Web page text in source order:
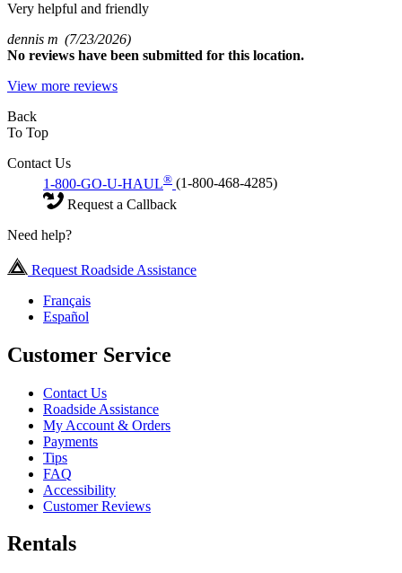
Very helpful and friendly
dennis m (7/23/2026)
No reviews have been submitted for this location.
View more reviews
Back
To Top
Contact Us
1-800-GO-U-HAUL® (1-800-468-4285)
Request a Callback
Need help?
Request Roadside Assistance
Français
Español
Customer Service
Contact Us
Roadside Assistance
My Account & Orders
Payments
Tips
FAQ
Accessibility
Customer Reviews
Rentals